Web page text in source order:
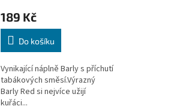
189 Kč
Do košíku
Vynikající náplně Barly s příchutí
tabákových směsí.Výrazný
Barly Red si nejvíce užijí
kuřáci...